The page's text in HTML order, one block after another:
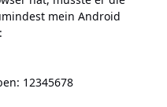
mein Android
12345678